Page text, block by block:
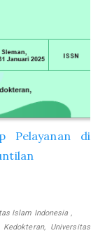
Pelayanan di
Islam Indonesia ,
Universitas